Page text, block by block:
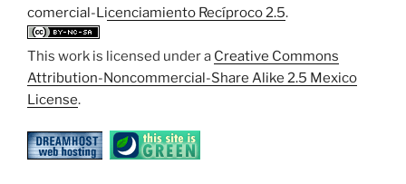
comercial-Licenciamiento Recíproco 2.5.
This work is licensed under a Creative Commons
Attribution-Noncommercial-Share Alike 2.5 Mexico
License.